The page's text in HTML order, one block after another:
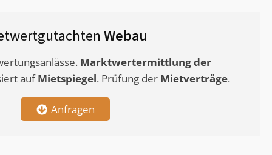
Webau
Marktwertermittlungder
aufMietspiegel. Prüfung der Mietverträge.
Anfragen